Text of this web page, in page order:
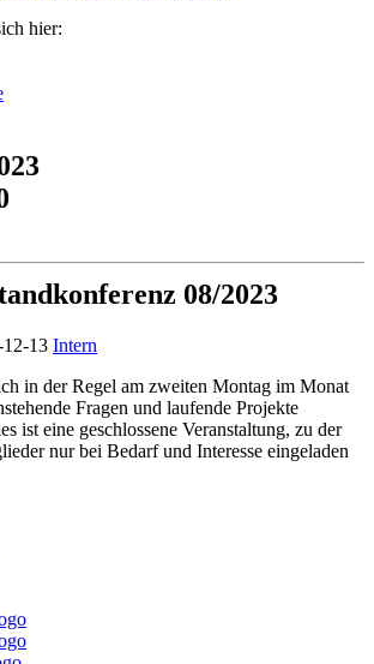
hier:
08/2023
13 Intern
in der Regel am zweiten Montag im Monat
Fragen und laufende Projekte
ist eine geschlossene Veranstaltung, zu der
nur bei Bedarf und Interesse eingeladen